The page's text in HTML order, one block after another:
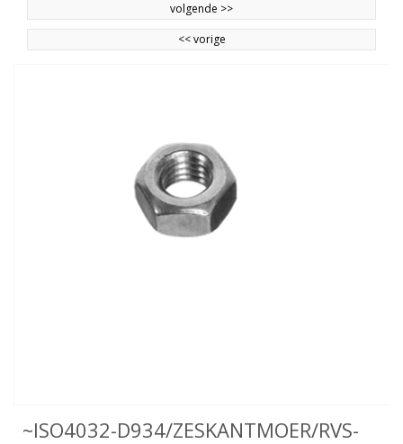
volgende >>
<<vorige
~ISO4032-D934/ZESKANTMOER/RVS-